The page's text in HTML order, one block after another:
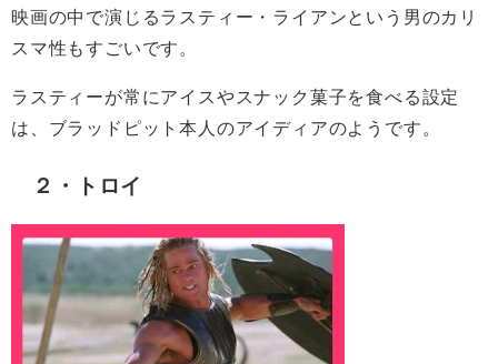
映画の中で演じるラスティー・ライアンという男のカリ
スマ性もすごいです。
ラスティーが常にアイスやスナック菓子を食べる設定
は、ブラッドピット本人のアイディアのようです。
２・トロイ